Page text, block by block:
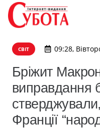
СВІТ 09:28,
Бріжит
виправдання
Франції